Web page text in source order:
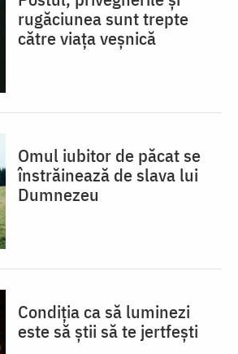
rugăciunea sunt trepte
către viața veșnică
Omul iubitor de păcat se
înstrăinează de slava lui
Dumnezeu
Condiția ca să luminezi
este să știi să te jertfești